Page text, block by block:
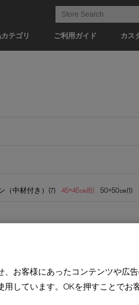
テゴリ ご利用ガイド カス
（中材付き）(7) 45×45㎝(6) 50×50㎝(1)
お客様にあったコンテンツや広告
しています。OKを押すことでお